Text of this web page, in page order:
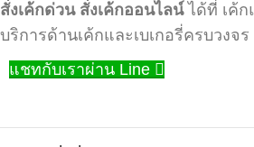
สั่งเค้กด่วน สั่งเค้กออนไลน์ได้ที่ เค้ก
บริการด้านเค้กและเบเกอรี่ครบวงจร
แชทกับเราผ่าน Line